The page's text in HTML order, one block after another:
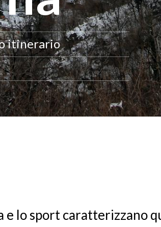
itinerario
e lo sport caratterizzano